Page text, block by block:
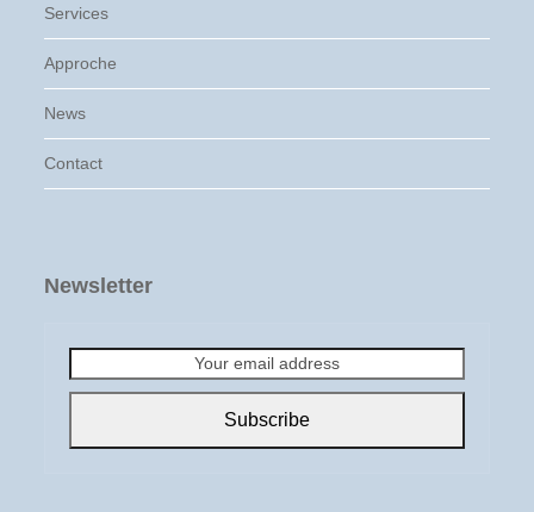
Services
Approche
News
Contact
Newsletter
email
Subscribe